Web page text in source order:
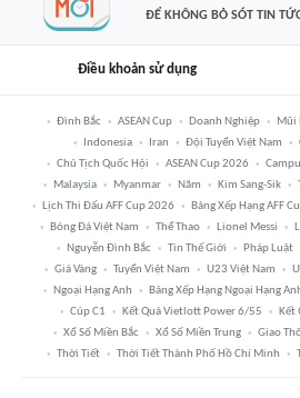
ĐỂ KHÔNG BỎ SÓT TIN
Điều khoản sử dụng
Đình Bắc ASEAN Cup Doanh Nghiệp Mũi
Indonesia
Iran Đội Tuyển Việt Nam
Chủ Tịch Quốc Hội
ASEAN Cup 2026
Malaysia
Myanmar Năm Kim Sang-Sik
Lịch Thi Đấu AFF Cup 2026
Bảng Xếp Hạng AFF
Bóng Đá Việt Nam
Thể Thao Lionel Messi
Nguyễn Đình Bắc
Tin Thế Giới Pháp Luật
Giá Vàng
Tuyển Việt Nam U23 Việt Nam
Ngoại Hạng Anh
Bảng Xếp Hạng Ngoại Hạng
Cúp C1
Kết Quả Vietlott Power 6/55 Kết
Xổ Số Miền Bắc
Xổ Số Miền Trung Giao
Thời Tiết
Thời Tiết Thành Phố Hồ Chí Minh